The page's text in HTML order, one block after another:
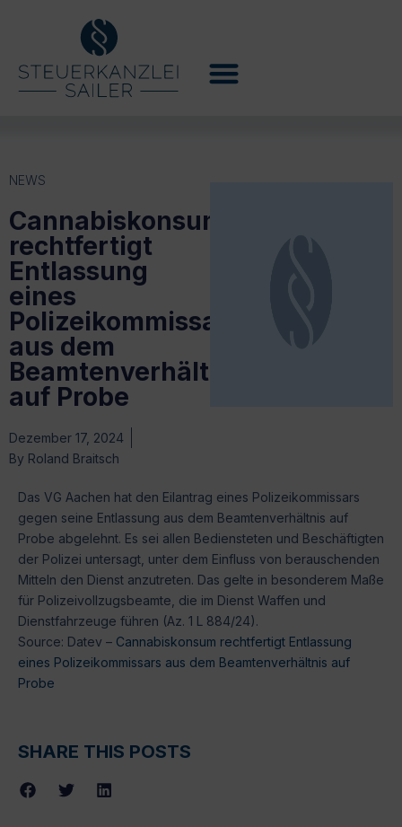
NEWS
Cannabiskonsum
rechtfertigt
Entlassung
eines
Polizeikommissars
aus dem
Beamtenverhältnis
auf Probe
Dezember 17, 2024
By Roland Braitsch
Das VG Aachen hat den Eilantrag eines Polizeikommissars
gegen seine Entlassung aus dem Beamtenverhältnis auf
Probe abgelehnt. Es sei allen Bediensteten und Beschäftigten
der Polizei untersagt, unter dem Einfluss von berauschenden
Mitteln den Dienst anzutreten. Das gelte in besonderem Maße
für Polizeivollzugsbeamte, die im Dienst Waffen und
Dienstfahrzeuge führen (Az. 1 L 884/24).
Source: Datev – Cannabiskonsum rechtfertigt Entlassung
eines Polizeikommissars aus dem Beamtenverhältnis auf
Probe
SHARE THIS POSTS